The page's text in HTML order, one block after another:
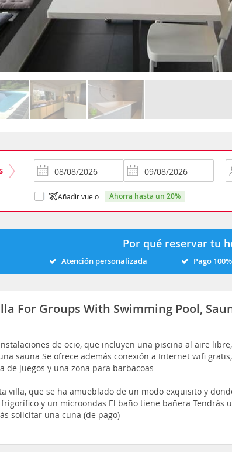
Añadir vuelo ahorra hasta un 20%
Por qué reservar tu
Atención personalizada Pago
For Groups With Swimming Pool,
de ocio, que incluyen una piscina al aire
sauna Se ofrece además conexión a Internet wifi
de juegos y una zona para barbacoas
villa, que se ha amueblado de un modo exquisito y
y un microondas El baño tiene bañera Tendrás
solicitar una cuna (de pago)